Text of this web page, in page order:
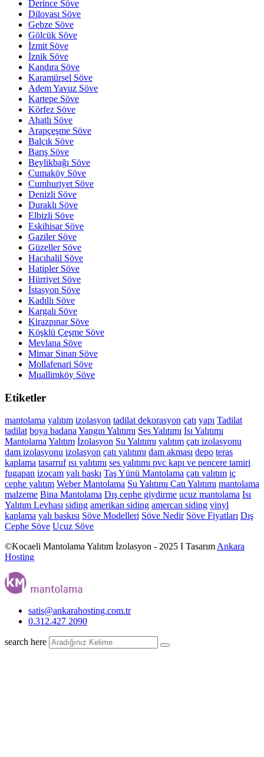
Derince Söve
Dilovası Söve
Gebze Söve
Gölcük Söve
İzmit Söve
İznik Söve
Kandıra Söve
Karamürsel Söve
Adem Yavuz Söve
Kartepe Söve
Körfez Söve
Ahatlı Söve
Arapçeşme Söve
Balçık Söve
Barış Söve
Beylikbağı Söve
Cumaköy Söve
Cumhuriyet Söve
Denizli Söve
Duraklı Söve
Elbizli Söve
Eskihisar Söve
Gaziler Söve
Güzeller Söve
Hacıhalil Söve
Hatipler Söve
Hürriyet Söve
İstasyon Söve
Kadıllı Söve
Kargalı Söve
Kirazpınar Söve
Köşklü Çeşme Söve
Mevlana Söve
Mimar Sinan Söve
Mollafenari Söve
Muallimköy Söve
Etiketler
mantolama yalıtım izolasyon tadilatdekorasyon çatı yapı Tadilat
tadilat boya badanaYangın Yalıtımı Ses Yalıtımı Isı Yalıtımı
MantolamaYalıtım İzolasyon Su Yalıtımı yalıtım çatı izolasyonu
dam izolasyonu izolasyon çatı yalıtımı dam akması depo teras
kaplama tasarruf ısı yalıtımı ses yalıtımı pvc kapı ve pencere tamiri
fugapan izocam yalı baskı Taş Yünü Mantolama çatı yalıtım iç
cephe yalıtım Weber Mantolama Su Yalıtımı Çatı Yalıtımı mantolama
malzeme Bina Mantolama Dış cephe giydirme ucuz mantolama Isı
Yalıtım Levhası siding amerikan siding amercan siding vinyl
kaplama yalı baskısı Söve Modelleri Söve Nedir Söve Fiyatları Dış
Cephe Söve Ucuz Söve
©Kocaeli Mantolama Yalıtım İzolasyon - 2025 I TasarımAnkara
Hosting
satis@ankarahosting.com.tr
0.312.427 2090
search here